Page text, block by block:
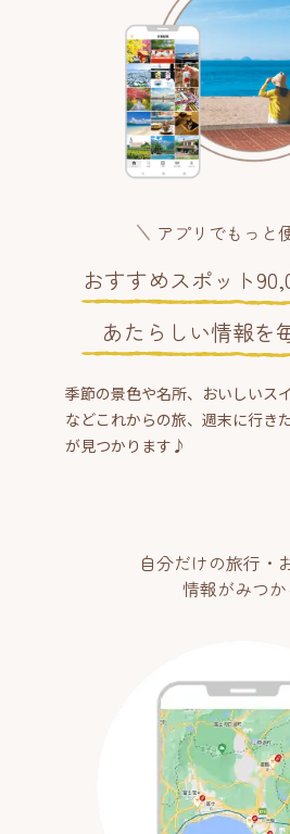
アプリでもっと
おすすめスポット
あたらしい情報を
季節の景色や名所、おいしいス
などこれからの旅、週末に行き
が見つかります♪
自分だけの旅行・
情報がみつか